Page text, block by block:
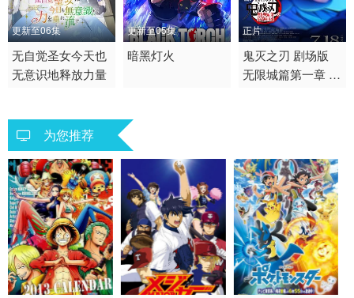
更新至06集
2026 / 日本 / 日语
动画 日韩动漫
无自觉圣女今天也
无意识地释放力量
更新至05集
2026 / 日本 / 日语
暗黑灯火
正片
2025 / 日本,美国 / 日语
动作 动画
鬼灭之刃 剧场版
无限城篇第一章 猗
为您推荐